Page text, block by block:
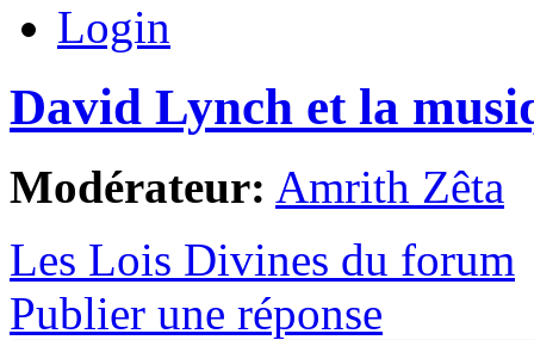
Login
David Lynch et la
Modérateur: Amrith Zêta
Les Lois Divines du forum
Publier une réponse